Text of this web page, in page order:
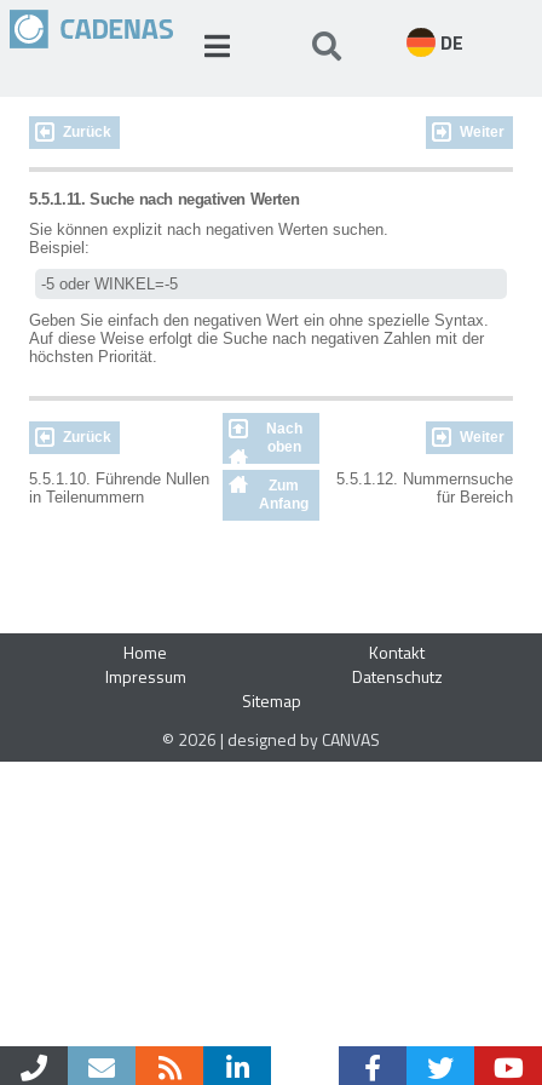
DE
Zurück Weiter
5.5.1.11. Suche nach negativen Werten
Sie können explizit nach negativen Werten suchen.
Beispiel:
-5 oder WINKEL=-5
Geben Sie einfach den negativen Wert ein ohne spezielle Syntax.
Auf diese Weise erfolgt die Suche nach negativen Zahlen mit der
höchsten Priorität.
Zurück
Nach
oben
Weiter
5.5.1.10. Führende Nullen
in Teilenummern
Zum
Anfang
5.5.1.12. Nummernsuche
für Bereich
Home
Kontakt
Impressum
Datenschutz
Sitemap
© 2026 | designed by CANVAS